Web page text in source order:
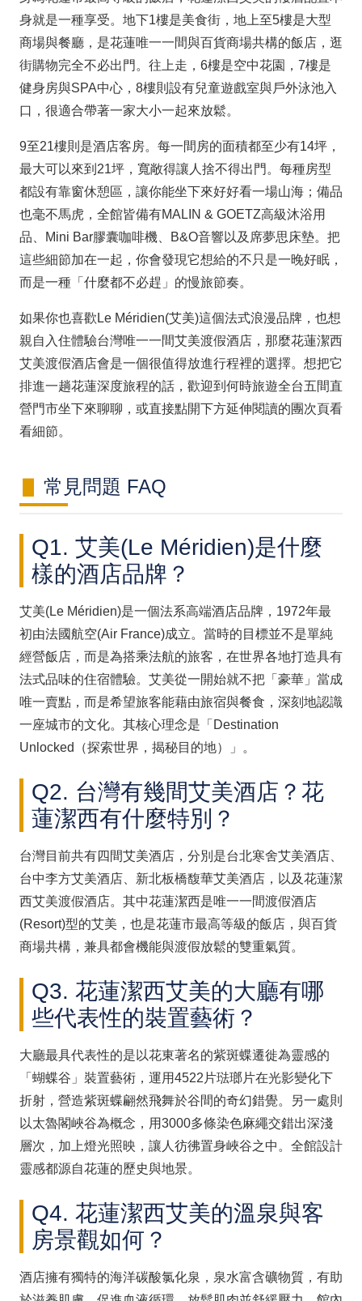
身就是一種享受。地下1樓是美食街，地上至5樓是大型
商場與餐廳，是花蓮唯一一間與百貨商場共構的飯店，逛
街購物完全不必出門。往上走，6樓是空中花園，7樓是
健身房與SPA中心，8樓則設有兒童遊戲室與戶外泳池入
口，很適合帶著一家大小一起來放鬆。
9至21樓則是酒店客房。每一間房的面積都至少有14坪，
最大可以來到21坪，寬敞得讓人捨不得出門。每種房型
都設有靠窗休憩區，讓你能坐下來好好看一場山海；備品
也毫不馬虎，全館皆備有MALIN & GOETZ高級沐浴用
品、Mini Bar膠囊咖啡機、B&O音響以及席夢思床墊。把
這些細節加在一起，你會發現它想給的不只是一晚好眠，
而是一種「什麼都不必趕」的慢旅節奏。
如果你也喜歡Le Méridien(艾美)這個法式浪漫品牌，也想
親自入住體驗台灣唯一一間艾美渡假酒店，那麼花蓮潔西
艾美渡假酒店會是一個很值得放進行程裡的選擇。想把它
排進一趟花蓮深度旅程的話，歡迎到何時旅遊全台五間直
營門市坐下來聊聊，或直接點開下方延伸閱讀的團次頁看
看細節。
常見問題 FAQ
Q1. 艾美(Le Méridien)是什麼
樣的酒店品牌？
艾美(Le Méridien)是一個法系高端酒店品牌，1972年最
初由法國航空(Air France)成立。當時的目標並不是單純
經營飯店，而是為搭乘法航的旅客，在世界各地打造具有
法式品味的住宿體驗。艾美從一開始就不把「豪華」當成
唯一賣點，而是希望旅客能藉由旅宿與餐食，深刻地認識
一座城市的文化。其核心理念是「Destination
Unlocked（探索世界，揭秘目的地）」。
Q2. 台灣有幾間艾美酒店？花
蓮潔西有什麼特別？
台灣目前共有四間艾美酒店，分別是台北寒舍艾美酒店、
台中李方艾美酒店、新北板橋馥華艾美酒店，以及花蓮潔
西艾美渡假酒店。其中花蓮潔西是唯一一間渡假酒店
(Resort)型的艾美，也是花蓮市最高等級的飯店，與百貨
商場共構，兼具都會機能與渡假放鬆的雙重氣質。
Q3. 花蓮潔西艾美的大廳有哪
些代表性的裝置藝術？
大廳最具代表性的是以花東著名的紫斑蝶遷徙為靈感的
「蝴蝶谷」裝置藝術，運用4522片琺瑯片在光影變化下
折射，營造紫斑蝶翩然飛舞於谷間的奇幻錯覺。另一處則
以太魯閣峽谷為概念，用3000多條染色麻繩交錯出深淺
層次，加上燈光照映，讓人彷彿置身峽谷之中。全館設計
靈感都源自花蓮的歷史與地景。
Q4. 花蓮潔西艾美的溫泉與客
房景觀如何？
酒店擁有獨特的海洋碳酸氯化泉，泉水富含礦物質，有助